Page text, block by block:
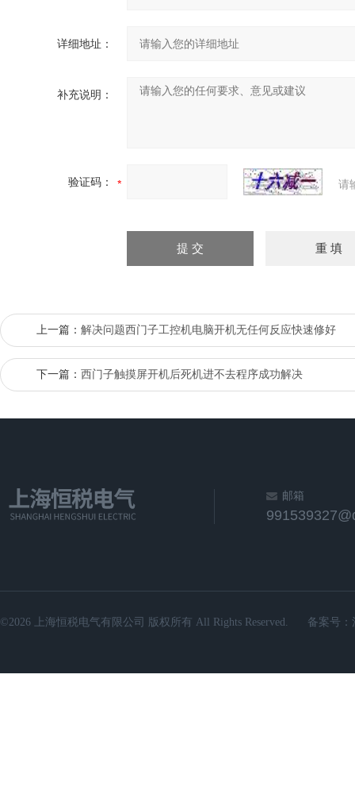
详细地址：
补充说明：
验证码： 请
上一篇： 解决问题西门子工控机电脑开机无任何反应快速修好
下一篇： 西门子触摸屏开机后死机进不去程序成功解决
邮箱
©2026 上海恒税电气有限公司 版权所有 All Rights Reserved. 备案号：